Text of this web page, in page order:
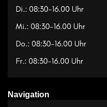
Di.: 08:30-16.00 Uhr
Mi.: 08:30-16.00 Uhr
Do.: 08:30-16.00 Uhr
Fr.: 08:30-16.00 Uhr
Navigation